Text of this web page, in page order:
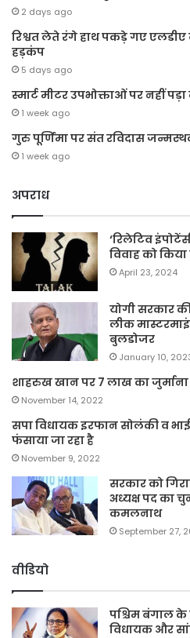
2 days ago
रिश्वत लेते रंगे हाथ पकड़े गए
हड़कंप
5 days ago
स्मार्ट मीटर उपभोक्ताओं पर नहीं
1 week ago
गुरु पूर्णिमा पर संत रविदास
1 week ago
अपराध
‘रिलेटिव
विवाह को
April 23, 2024
योगी सरकार
लीक
बुलडोजर
January 10,
शाहरुख खान पर 7 लाख का
November 14, 2022
सपा विधायक इरफान सोलंकी व
फंसाया जा रहा है
November 9, 2022
सरकार को
अध्यक्ष पद का
कमलनाथ
September 27,
वीडियो
पश्चिम बंगाल
विधायक और